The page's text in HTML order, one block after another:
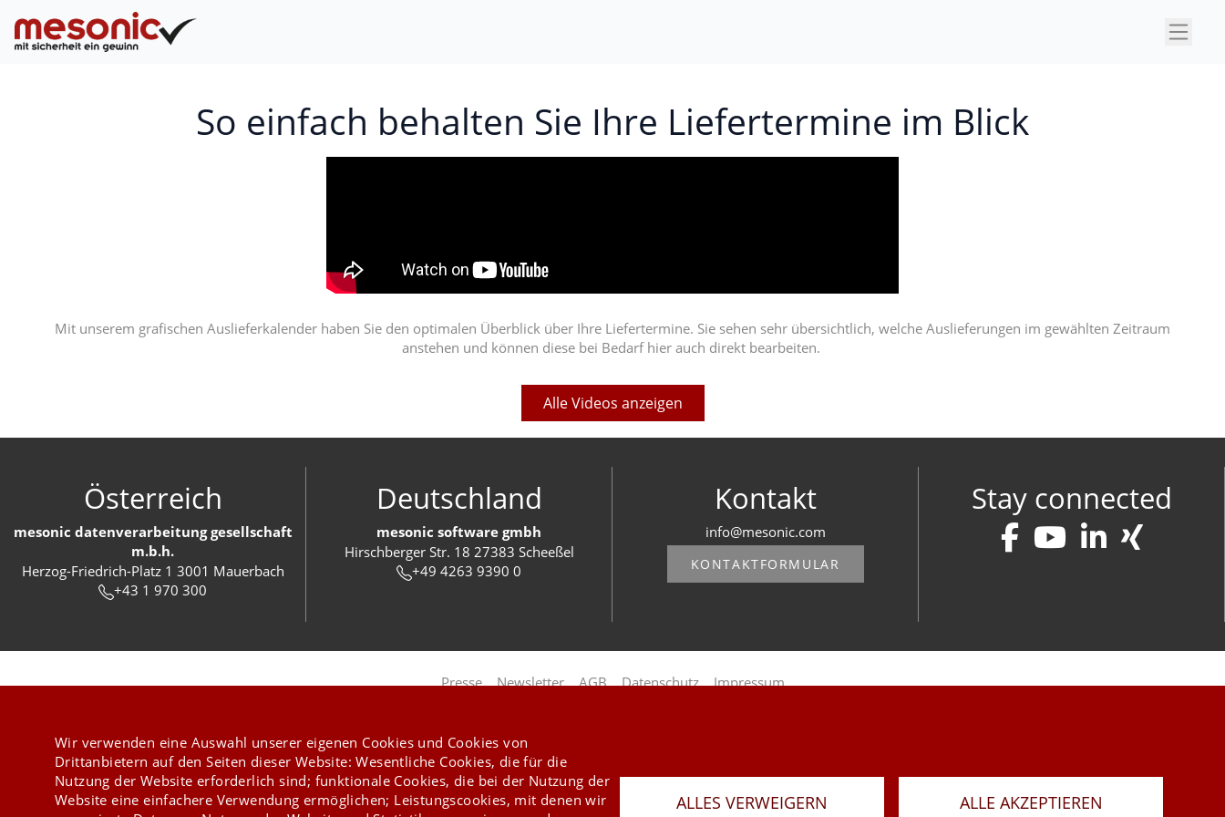
×
So einfach behalten Sie Ihre Liefertermine im Blick
Mit unserem grafischen Auslieferkalender haben Sie den optimalen Überblick über Ihre Liefertermine. Sie sehen sehr übersichtlich, welche Auslieferungen im gewählten Zeitraum
anstehen und können diese bei Bedarf hier auch direkt bearbeiten.
Alle Videos anzeigen
Österreich
mesonic datenverarbeitung gesellschaft
m.b.h.
Herzog-Friedrich-Platz 1 3001 Mauerbach
+43 1 970 300
Deutschland
mesonic software gmbh
Hirschberger Str. 18 27383 Scheeßel
+49 4263 9390 0
Kontakt
info@mesonic.com
KONTAKTFORMULAR
Stay connected
Presse Newsletter AGB Datenschutz Impressum
Last Update 08.08.2026
Wir verwenden eine Auswahl unserer eigenen Cookies und Cookies von
Drittanbietern auf den Seiten dieser Website: Wesentliche Cookies, die für die
Nutzung der Website erforderlich sind; funktionale Cookies, die bei der Nutzung der
Website eine einfachere Verwendung ermöglichen; Leistungscookies, mit denen wir
ALLES VERWEIGERN ALLE AKZEPTIEREN